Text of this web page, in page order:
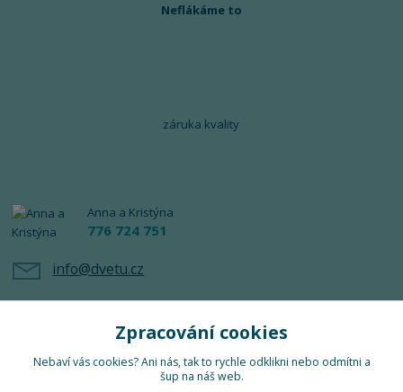
Neflákáme to
záruka kvality
Anna a Kristýna
776 724 751
info@dvetu.cz
Zpracování cookies
Nebaví vás cookies? Ani nás, tak to rychle odklikni nebo odmítni a
šup na náš web.